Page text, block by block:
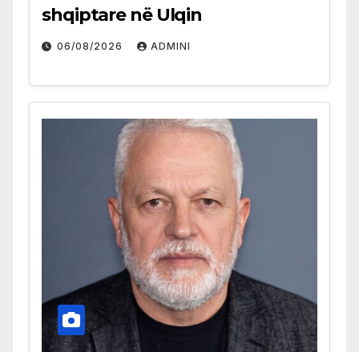
shqiptare në Ulqin
06/08/2026 ADMINI